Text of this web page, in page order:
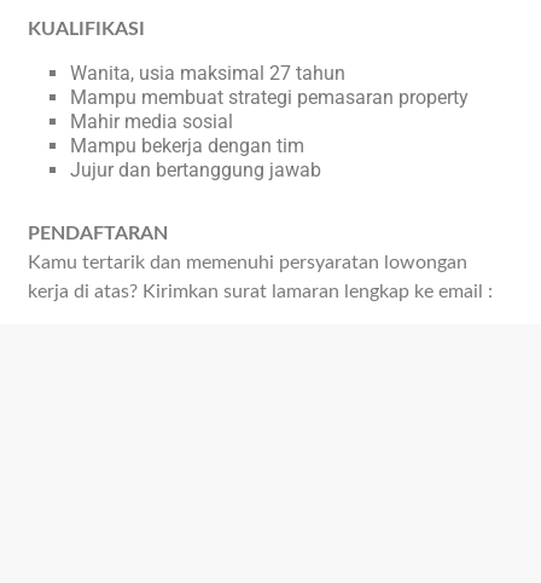
KUALIFIKASI
Wanita, usia maksimal 27 tahun
Mampu membuat strategi pemasaran property
Mahir media sosial
Mampu bekerja dengan tim
Jujur dan bertanggung jawab
PENDAFTARAN
Kamu tertarik dan memenuhi persyaratan lowongan
kerja di atas? Kirimkan surat lamaran lengkap ke email :